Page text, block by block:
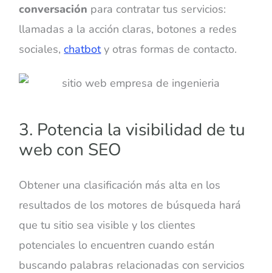
conversación para contratar tus servicios:
llamadas a la acción claras, botones a redes
sociales,chatboty otras formas de contacto.
3. Potencia la visibilidad de tu
web con SEO
Obtener una clasificación más alta en los
resultados de los motores de búsqueda hará
que tu sitio sea visible y los clientes
potenciales lo encuentren cuando están
buscando palabras relacionadas con servicios